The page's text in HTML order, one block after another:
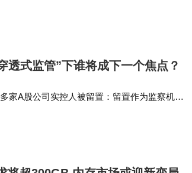
透式监管”下谁将成下一个焦点？
家A股公司实控人被留置：留置作为监察机关